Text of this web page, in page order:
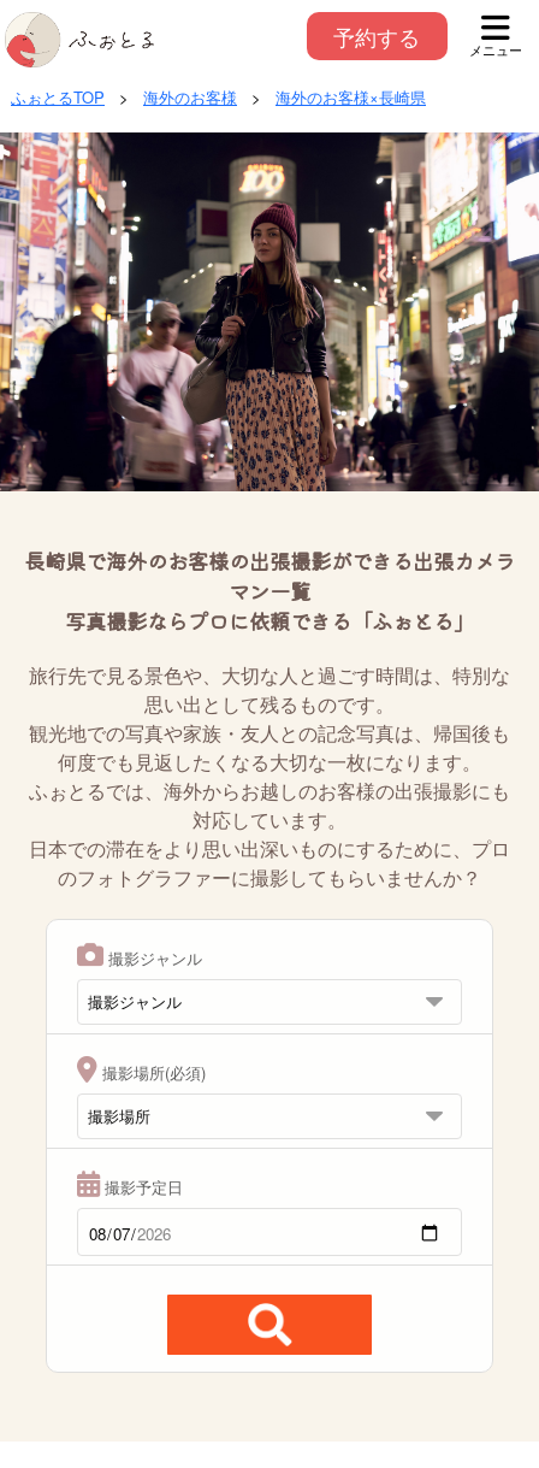
予約する メニュー
ふぉとるTOP > 海外のお客様 > 海外のお客様×長崎県
長崎県で海外のお客様の出張撮影ができる出張カメラ
マン一覧
写真撮影ならプロに依頼できる「ふぉとる」
旅行先で見る景色や、大切な人と過ごす時間は、特別な
思い出として残るものです。
観光地での写真や家族・友人との記念写真は、帰国後も
何度でも見返したくなる大切な一枚になります。
ふぉとるでは、海外からお越しのお客様の出張撮影にも
対応しています。
日本での滞在をより思い出深いものにするために、プロ
のフォトグラファーに撮影してもらいませんか？
撮影ジャンル
撮影場所(必須)
撮影予定日